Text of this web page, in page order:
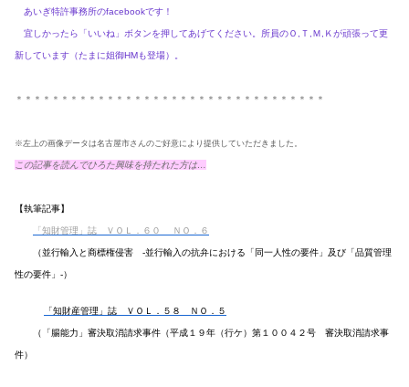
あいぎ特許事務所のfacebookです！
宜しかったら「いいね」ボタンを押してあげてください。所員のＯ,Ｔ,Ｍ,Ｋが頑張って更
新しています（たまに姐御HMも登場）。
＊＊＊＊＊＊＊＊＊＊＊＊＊＊＊＊＊＊＊＊＊＊＊＊＊＊＊＊＊＊＊＊＊＊
※左上の画像データは名古屋市さんのご好意により提供していただきました。
この記事を読んでひろた興味を持たれた方は…
【執筆記事】
「知財管理」誌 ＶＯＬ．６０ ＮＯ．６
（並行輸入と商標権侵害 -並行輸入の抗弁における「同一人性の要件」及び「品質管理
性の要件」-）
「知財産管理」誌 ＶＯＬ．５８ ＮＯ．５
（「腸能力」審決取消請求事件（平成１９年（行ケ）第１００４２号 審決取消請求事
件）